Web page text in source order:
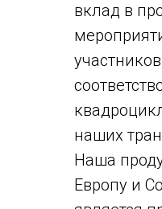
вклад в
наших
Наша
Европу и